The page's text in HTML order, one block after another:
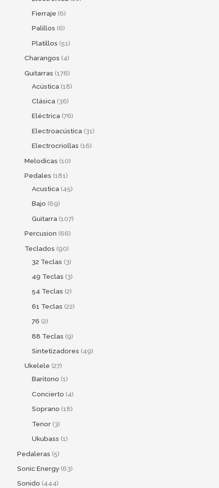
Fierraje 6
Palillos 6
Platillos 51
Charangos 4
Guitarras 176
Acústica 18
Clásica 36
Eléctrica 76
Electroacústica 31
Electrocriollas 16
Melodicas 10
Pedales 181
Acustica 45
Bajo 69
Guitarra 107
Percusion 66
Teclados 90
32 Teclas 3
49 Teclas 3
54 Teclas 2
61 Teclas 22
76 2
88 Teclas 9
Sintetizadores 49
Ukelele 27
Baritono 1
Concierto 4
Soprano 18
Tenor 3
Ukubass 1
Pedaleras 5
Sonic Energy 63
Sonido 444